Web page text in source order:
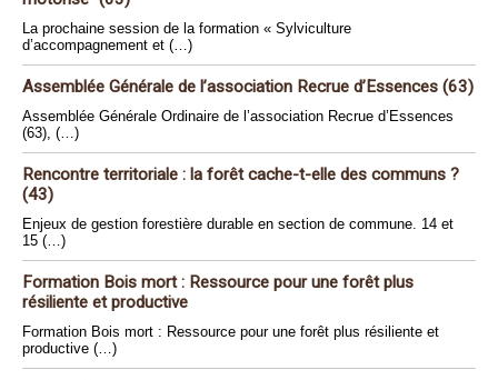
La prochaine session de la formation « Sylviculture
d’accompagnement et (…)
Assemblée Générale de l’association Recrue d’Essences (63)
Assemblée Générale Ordinaire de l’association Recrue d’Essences
(63), (…)
Rencontre territoriale : la forêt cache-t-elle des communs ?
(43)
Enjeux de gestion forestière durable en section de commune. 14 et
15 (…)
Formation Bois mort : Ressource pour une forêt plus
résiliente et productive
Formation Bois mort : Ressource pour une forêt plus résiliente et
productive (…)